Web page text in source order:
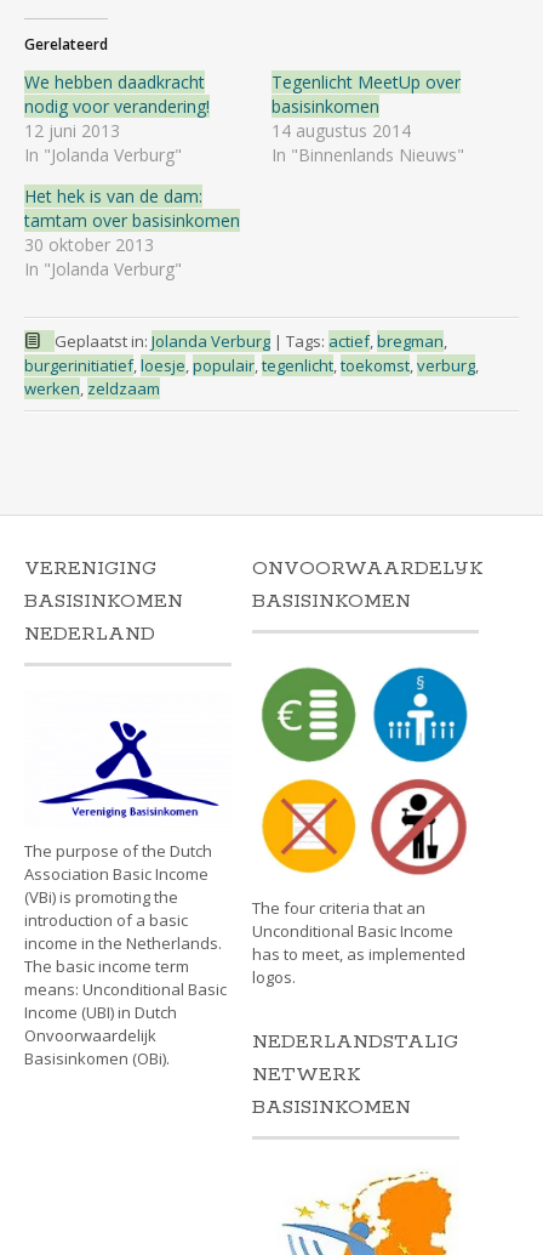
Gerelateerd
We hebben daadkracht
nodig voor verandering!
12 juni 2013
In "Jolanda Verburg"
Tegenlicht MeetUp over
basisinkomen
14 augustus 2014
In "Binnenlands Nieuws"
Het hek is van de dam:
tamtam over basisinkomen
30 oktober 2013
In "Jolanda Verburg"
Geplaatst in: Jolanda Verburg | Tags: actief,bregman,
burgerinitiatief,loesje,populair,tegenlicht,toekomst,verburg,
werken, zeldzaam
VERENIGING
BASISINKOMEN
NEDERLAND
The purpose of the Dutch
Association Basic Income
(VBi) is promoting the
introduction of a basic
income in the Netherlands.
The basic income term
means: Unconditional Basic
Income (UBI) in Dutch
Onvoorwaardelijk
Basisinkomen (OBi).
ONVOORWAARDELIJK
BASISINKOMEN
The four criteria that an
Unconditional Basic Income
has to meet, as implemented
logos.
NEDERLANDSTALIG
NETWERK
BASISINKOMEN